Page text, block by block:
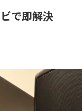
で即解決